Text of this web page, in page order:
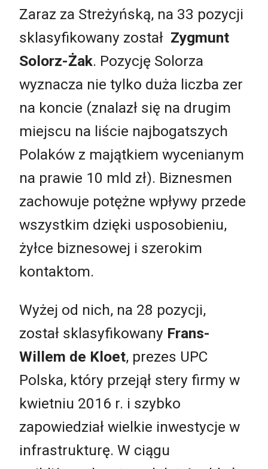
Zaraz za Streżyńską, na 33 pozycji
sklasyfikowany został Zygmunt
Solorz-Żak. Pozycję Solorza
wyznacza nie tylko duża liczba zer
na koncie (znalazł się na drugim
miejscu na liście najbogatszych
Polaków z majątkiem wycenianym
na prawie 10 mld zł). Biznesmen
zachowuje potężne wpływy przede
wszystkim dzięki usposobieniu,
żyłce biznesowej i szerokim
kontaktom.
Wyżej od nich, na 28 pozycji,
został sklasyfikowany Frans-
Willem de Kloet, prezes UPC
Polska, który przejął stery firmy w
kwietniu 2016 r. i szybko
zapowiedział wielkie inwestycje w
infrastrukturę. W ciągu